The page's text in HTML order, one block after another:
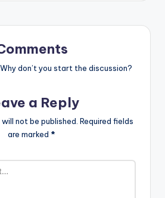
don’t you start the discussion?
a Reply
not be published. Required fields
are marked *